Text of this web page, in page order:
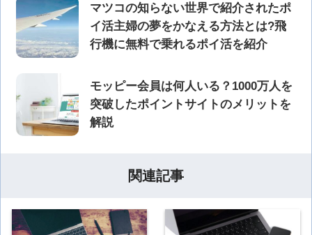
マツコの知らない世界で紹介されたポ
イ活主婦の夢をかなえる方法とは?飛
行機に無料で乗れるポイ活を紹介
モッピー会員は何人いる？1000万人を
突破したポイントサイトのメリットを
解説
関連記事